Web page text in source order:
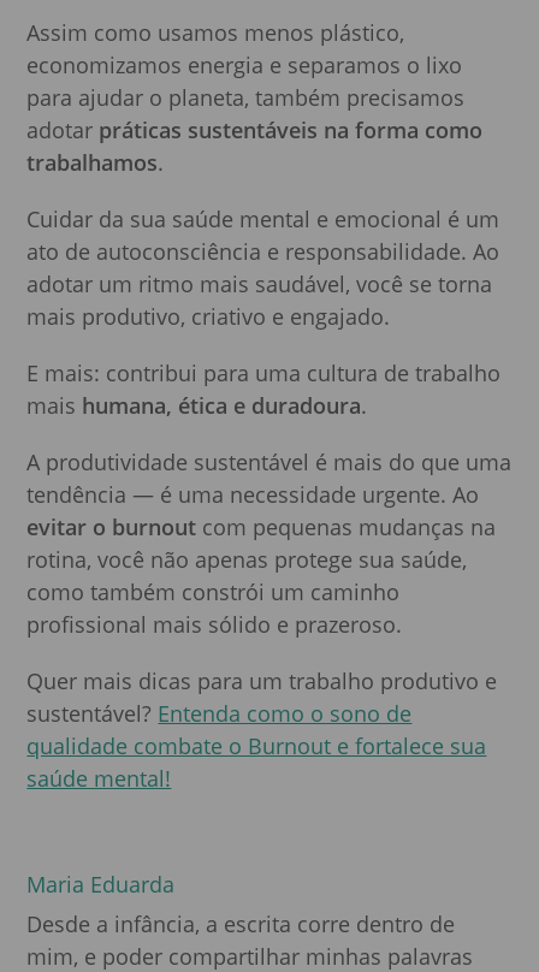
Assim como usamos menos plástico,
economizamos energia e separamos o lixo
para ajudar o planeta, também precisamos
adotar práticas sustentáveis na forma como
trabalhamos.
Cuidar da sua saúde mental e emocional é um
ato de autoconsciência e responsabilidade. Ao
adotar um ritmo mais saudável, você se torna
mais produtivo, criativo e engajado.
E mais: contribui para uma cultura de trabalho
mais humana, ética e duradoura.
A produtividade sustentável é mais do que uma
tendência — é uma necessidade urgente. Ao
evitar o burnout com pequenas mudanças na
rotina, você não apenas protege sua saúde,
como também constrói um caminho
profissional mais sólido e prazeroso.
Quer mais dicas para um trabalho produtivo e
sustentável? Entenda como o sono de
qualidade combate o Burnout e fortalece sua
saúde mental!
Maria Eduarda
Desde a infância, a escrita corre dentro de
mim, e poder compartilhar minhas palavras